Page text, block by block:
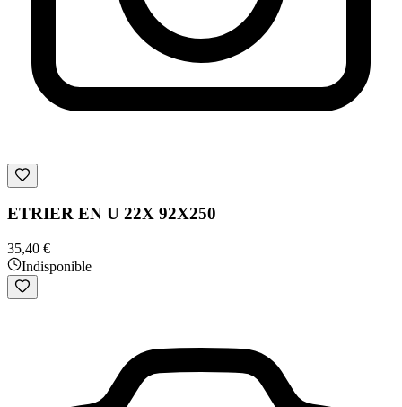
ETRIER EN U 22X 92X250
35,40 €
Indisponible